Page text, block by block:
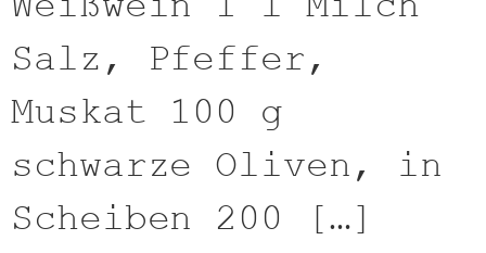
Salz, Pfeffer,
Muskat 100 g
schwarze Oliven, in
Scheiben 200 […]